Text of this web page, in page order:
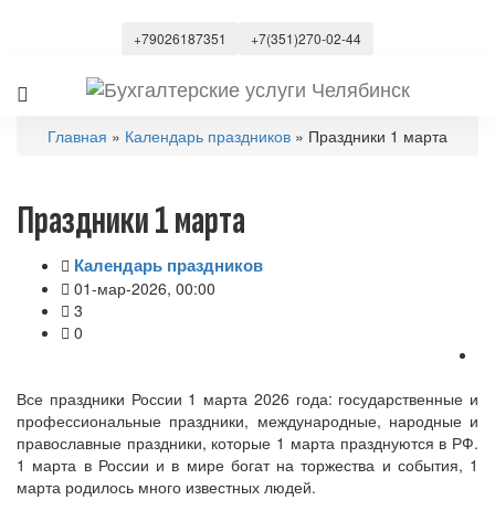
+79026187351 +7(351)270-02-44
Главная » Календарь праздников » Праздники 1 марта
Праздники 1 марта
Календарь праздников
01-мар-2026, 00:00
3
0
Все праздники России 1 марта 2026 года: государственные и
профессиональные праздники, международные, народные и
православные праздники, которые 1 марта празднуются в РФ.
1 марта в России и в мире богат на торжества и события, 1
марта родилось много известных людей.